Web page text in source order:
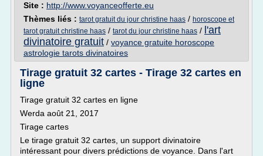
Site : http://www.voyanceofferte.eu
Thèmes liés : tarot gratuit du jour christine haas / horoscope et
tarot gratuit christine haas / tarot du jour christine haas / l'art
divinatoire gratuit / voyance gratuite horoscope
astrologie tarots divinatoires
Tirage gratuit 32 cartes - Tirage 32 cartes en
ligne
Tirage gratuit 32 cartes en ligne
Werda août 21, 2017
Tirage cartes
Le tirage gratuit 32 cartes, un support divinatoire
intéressant pour divers prédictions de voyance. Dans l'art